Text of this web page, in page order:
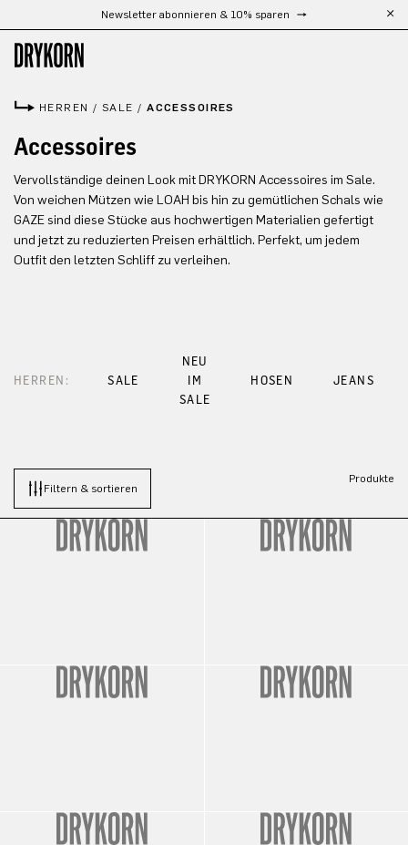
Zum Hauptinhalt springenNewsletter abonnieren & 10% sparen
HERREN / SALE /ACCESSOIRES
Accessoires
Vervollständige deinen Look mit DRYKORN Accessoires im Sale.
Von weichen Mützen wie LOAH bis hin zu gemütlichen Schals wie
GAZE sind diese Stücke aus hochwertigen Materialien gefertigt
und jetzt zu reduzierten Preisen erhältlich. Perfekt, um jedem
Outfit den letzten Schliff zu verleihen.
HERREN: SALE
NEU
IM
SALE
HOSEN JEANS
Filtern & sortieren
Produkte